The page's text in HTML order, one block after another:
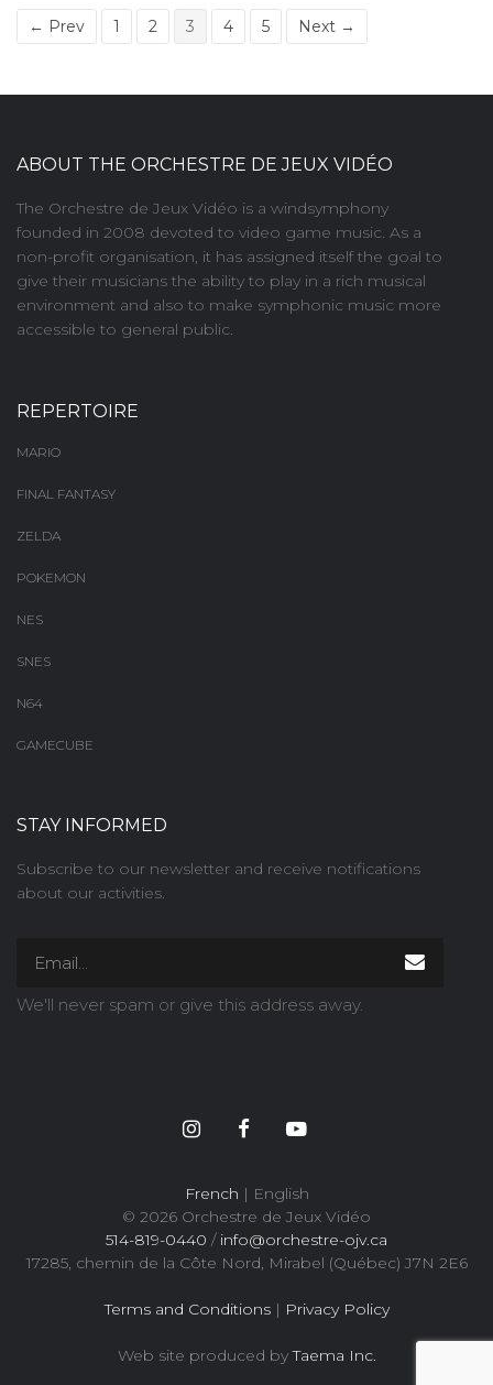
← Prev 1 2 3 4 5 Next →
ABOUT THE ORCHESTRE DE JEUX VIDÉO
The Orchestre de Jeux Vidéo is a windsymphony
founded in 2008 devoted to video game music. As a
non-profit organisation, it has assigned itself the goal to
give their musicians the ability to play in a rich musical
environment and also to make symphonic music more
accessible to general public.
REPERTOIRE
MARIO
FINAL FANTASY
ZELDA
POKEMON
NES
SNES
N64
GAMECUBE
STAY INFORMED
Subscribe to our newsletter and receive notifications
about our activities.
We'll never spam or give this address away.
French | English
© 2026 Orchestre de Jeux Vidéo
514-819-0440 / info@orchestre-ojv.ca
17285, chemin de la Côte Nord, Mirabel (Québec) J7N 2E6
Terms and Conditions| Privacy Policy
Web site produced byTaema Inc.